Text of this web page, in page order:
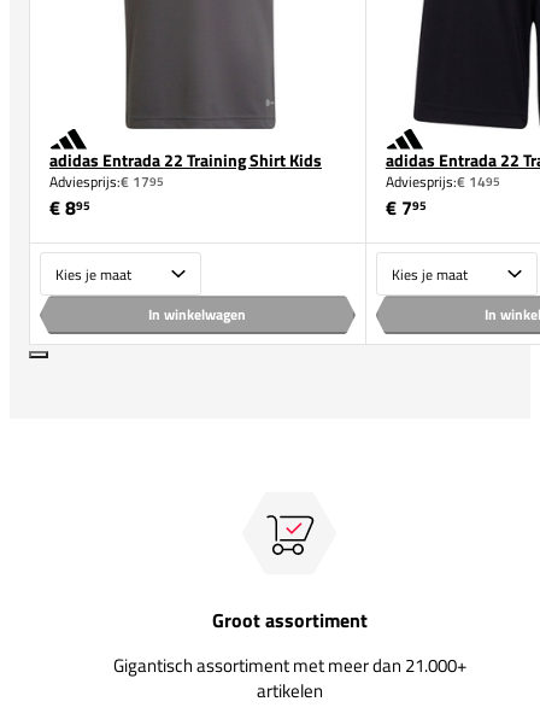
adidas Entrada 22 Training Shirt Kids
Adviesprijs:€ 1795
€ 895
In winkelwagen
adidas Entrada 22
Adviesprijs:€ 1495
€ 795
In
Groot assortiment
Gigantisch assortiment met meer dan 21.000+
artikelen